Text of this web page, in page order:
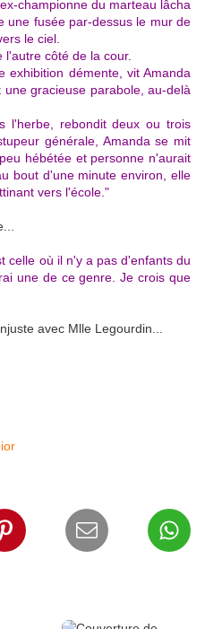
championne du marteau lâcha
une fusée par-dessus le mur de
le ciel.
côté de la cour.
exhibition démente, vit Amanda
gracieuse parabole, au-delà
l'herbe, rebondit deux ou trois
générale, Amanda se mit
hébétée et personne n'aurait
bout d'une minute environ, elle
vers l'école."
celle où il n'y a pas d'enfants du
une de ce genre. Je crois que
avec Mlle Legourdin...